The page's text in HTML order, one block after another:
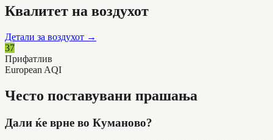
Квалитет на воздухот
Детали за воздухот →
37
Прифатлив
European AQI
Често поставувани прашања
Дали ќе врне во Куманово?